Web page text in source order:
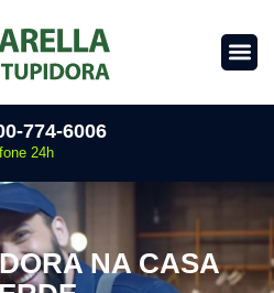
774-6006
24h
NA CASA